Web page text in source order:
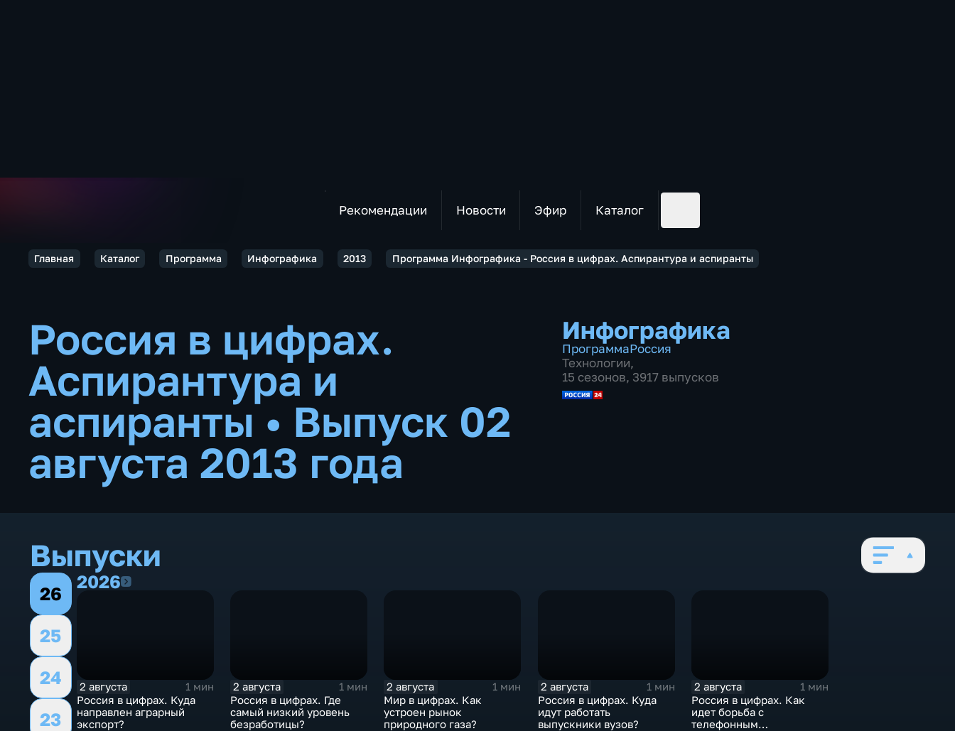
Рекомендации Новости Эфир Каталог
Главная Каталог Программа Инфографика 2013 Программа Инфографика - Россия в цифрах. Аспирантура и аспиранты
Россия в цифрах.
Аспирантура и
аспиранты• Выпуск 02
августа 2013 года
Инфографика
ПрограммаРоссия
Технологии,
15 сезонов, 3917 выпусков
Выпуски
26
25
24
23
20262026
2 августа
1 мин
Россия в цифрах. Куда
направлен аграрный
экспорт?
2 августа
1 мин
Россия в цифрах. Где
самый низкий уровень
безработицы?
2 августа
1 мин
Мир в цифрах. Как
устроен рынок
природного газа?
2 августа
1 мин
Россия в цифрах. Куда
идут работать
выпускники вузов?
2 августа
1 мин
Россия в цифрах. Как
идет борьба с
телефонным